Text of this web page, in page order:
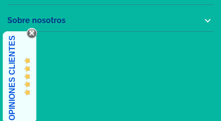
Sobre nosotros 
OPINIONES CLIENTES